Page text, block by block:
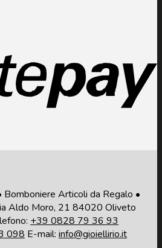
Articoli da Regalo •
Aldo Moro, 21 84020 Oliveto
+39 0828 79 36 93
098 E-mail: info@gioiellirio.it